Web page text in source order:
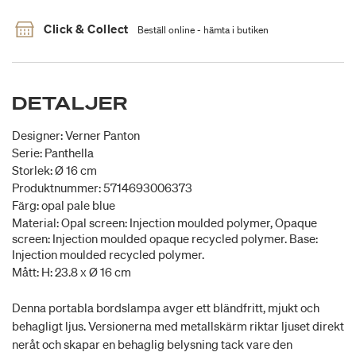
Click & Collect Beställ online - hämta i butiken
DETALJER
Designer: Verner Panton
Serie: Panthella
Storlek: Ø 16 cm
Produktnummer: 5714693006373
Färg: opal pale blue
Material: Opal screen: Injection moulded polymer, Opaque
screen: Injection moulded opaque recycled polymer. Base:
Injection moulded recycled polymer.
Mått: H: 23.8 x Ø 16 cm
Denna portabla bordslampa avger ett bländfritt, mjukt och
behagligt ljus. Versionerna med metallskärm riktar ljuset direkt
neråt och skapar en behaglig belysning tack vare den